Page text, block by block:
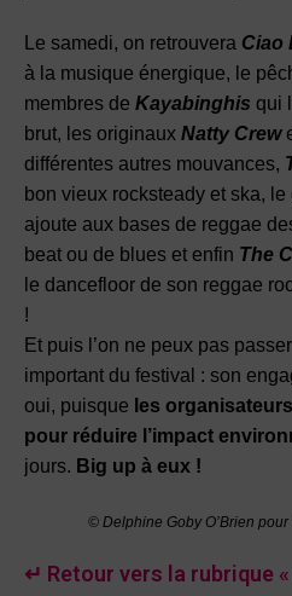
Le samedi, on retrouvera Ciao
à la musique énergique, le
membres de Kayabinghis qui
brut, les originaux Natty Crew
différentes autres mouvances,
bon vieux rocksteady et ska, le
ajoute aux bases de reggae
beat ou de blues et enfin The
le dancefloor de son reggae
!
Et puis l’on ne peux pas
important du festival : son
oui, puisque les
pour réduire l’impact
jours. Big up à eux !
© Delphine Goby O’Brien
↵ Retour vers la rubrique